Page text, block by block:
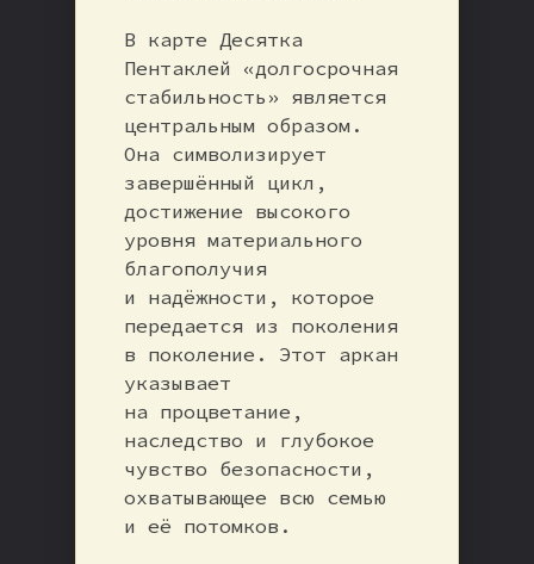
В карте Десятка
Пентаклей «долгосрочная
стабильность» является
центральным образом.
Она символизирует
завершённый цикл,
достижение высокого
уровня материального
благополучия
и надёжности, которое
передается из поколения
в поколение. Этот аркан
указывает
на процветание,
наследство и глубокое
чувство безопасности,
охватывающее всю семью
и её потомков.